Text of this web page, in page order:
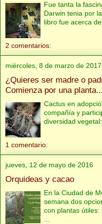
Fue tanta la
Darwin tenia por
libro fue acerca
2 comentarios:
miércoles, 8 de marzo de 2017
¿Quieres ser madre o
Comienza por una
Cactus en
compañía y
diversidad
1 comentario:
jueves, 12 de mayo de 2016
Orquideas y cacao
En la Ciudad de
semana dos
con plantas
...